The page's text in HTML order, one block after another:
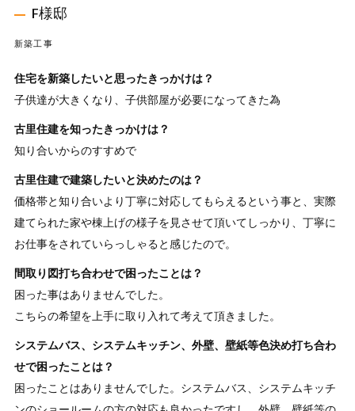
F様邸
新築工事
住宅を新築したいと思ったきっかけは？
子供達が大きくなり、子供部屋が必要になってきた為
古里住建を知ったきっかけは？
知り合いからのすすめで
古里住建で建築したいと決めたのは？
価格帯と知り合いより丁寧に対応してもらえるという事と、実際
建てられた家や棟上げの様子を見させて頂いてしっかり、丁寧に
お仕事をされていらっしゃると感じたので。
間取り図打ち合わせで困ったことは？
困った事はありませんでした。
こちらの希望を上手に取り入れて考えて頂きました。
システムバス、システムキッチン、外壁、壁紙等色決め打ち合わ
せで困ったことは？
困ったことはありませんでした。システムバス、システムキッチ